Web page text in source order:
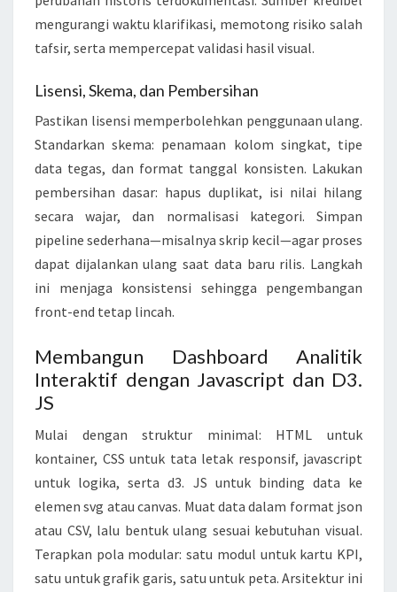
mengurangi waktu klarifikasi, memotong risiko salah
tafsir, serta mempercepat validasi hasil visual.
Lisensi, Skema, dan Pembersihan
Pastikan lisensi memperbolehkan penggunaan ulang.
Standarkan skema: penamaan kolom singkat, tipe
data tegas, dan format tanggal konsisten. Lakukan
pembersihan dasar: hapus duplikat, isi nilai hilang
secara wajar, dan normalisasi kategori. Simpan
pipeline sederhana—misalnya skrip kecil—agar proses
dapat dijalankan ulang saat data baru rilis. Langkah
ini menjaga konsistensi sehingga pengembangan
front-end tetap lincah.
Membangun Dashboard Analitik
Interaktif dengan Javascript dan D3.
JS
Mulai dengan struktur minimal: HTML untuk
kontainer, CSS untuk tata letak responsif, javascript
untuk logika, serta d3. JS untuk binding data ke
elemen svg atau canvas. Muat data dalam format json
atau CSV, lalu bentuk ulang sesuai kebutuhan visual.
Terapkan pola modular: satu modul untuk kartu KPI,
satu untuk grafik garis, satu untuk peta. Arsitektur ini